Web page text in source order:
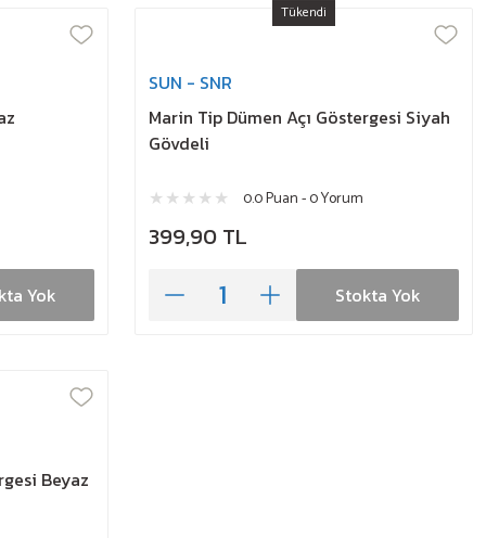
Yok
Tükendi
SUN - SNR
Marin Tip Dümen Açı Göstergesi Siyah
Gövdeli
0.0 Puan - 0 Yorum
399,90 TL
Stokta Yok
Beyaz